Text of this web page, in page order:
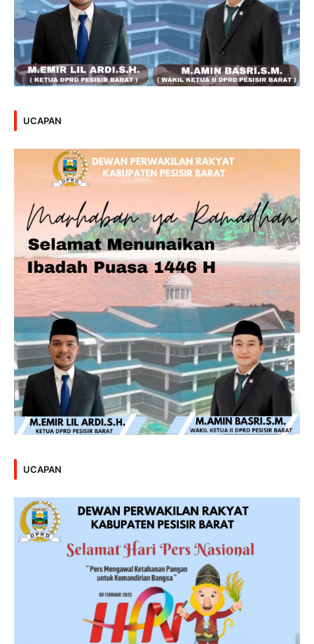
UCAPAN
UCAPAN